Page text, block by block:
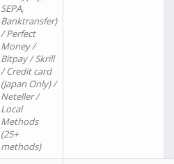
SEPA,
Banktransfer)
/ Perfect
Money /
Bitpay / Skrill
/ Credit card
(Japan Only) /
Neteller /
Local
Methods
(25+
methods)